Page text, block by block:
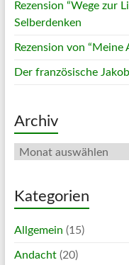
Rezension “Wege zur
Selberdenken
Rezension von
Der französische
Archiv
Archiv
Kategorien
Allgemein (15)
Andacht(20)